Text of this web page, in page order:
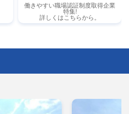
働きやすい職場認証制度取得企業
特集!
詳しくはこちらから。